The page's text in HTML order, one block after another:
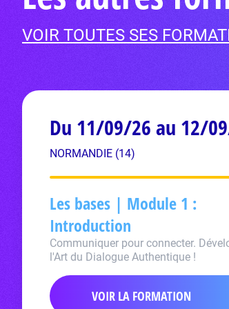
VOIR TOUTES SES
Du 11/09/26 au 12/
NORMANDIE (14)
Les bases | Module 1 :
Introduction
Communiquer pour connecter.
l'Art du Dialogue Authentique !
VOIR LA FORMATION